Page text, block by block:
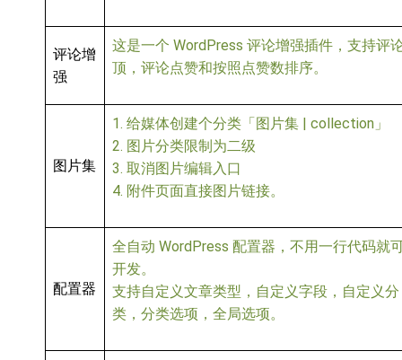
评论增
强
这是一个 WordPress 评论增强插件，支持评
顶，评论点赞和按照点赞数排序。
图片集
1. 给媒体创建个分类「图片集 | collection」
2. 图片分类限制为二级
3. 取消图片编辑入口
4. 附件页面直接图片链接。
配置器
全自动 WordPress 配置器，不用一行代码就
开发。
支持自定义文章类型，自定义字段，自定义分
类，分类选项，全局选项。